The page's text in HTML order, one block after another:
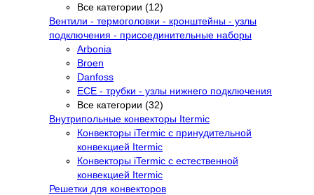
Все категории (12)
Вентили - термоголовки - кронштейны - узлы
подключения - присоединительные наборы
Arbonia
Broen
Danfoss
ECE - трубки - узлы нижнего подключения
Все категории (32)
Внутрипольные конвекторы Itermic
Конвекторы iTermic c принудительной
конвекцией Itermic
Конвекторы iTermic с естественной
конвекцией Itermic
Решетки для конвекторов